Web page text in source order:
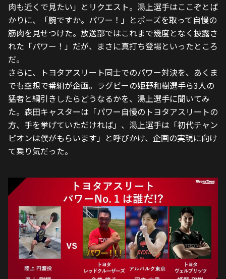
肉も近くで見たい」とリクエスト。湯上選手はここぞとば
かりに、「腕ですか。パワー！」とポーズを取って自慢の
筋肉を見せつけた。放送部ではこれまで幾度となく披露さ
れた「パワー！」だが、まさに真打ち登場といったところ
だ。
さらに、トヨタアスリート同士でのパワー対決を、あくま
でも空想で番組が企画。ラグビーの姫野和樹選手ら3人の
猛者と綱引きしたらどうなるかを、湯上選手に聞いてみ
た。森田キャスターは「パワー自慢のトヨタアスリートの
方、手を挙げていただければ」、湯上選手は「初代チャン
ピオンは僕がもらいます」と呼びかけ、企画の実現に向け
て乗り気だった。